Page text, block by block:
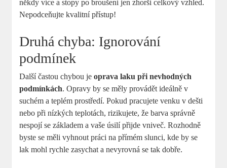
někdy více a stopy po broušení jen zhorší celkový vzhled.
Nepodceňujte kvalitní přístup!
Druhá chyba: Ignorování
podmínek
Další častou chybou jeoprava laku při nevhodných
podmínkách. Opravy by se měly provádět ideálně v
suchém a teplém prostředí. Pokud pracujete venku v dešti
nebo při nízkých teplotách, rizikujete, že barva správně
nespojí se základem a vaše úsilí přijde vniveč. Rozhodně
byste se měli vyhnout práci na přímém slunci, kde by se
lak mohl rychle zasychat a nevyrovná se tak dobře.